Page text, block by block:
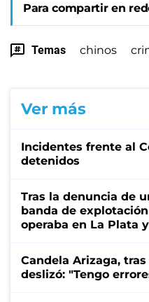
Para compartir en
Temas chinos
Ver más
Incidentes frente al
detenidos
Tras la denuncia de
banda de
operaba en La Plata
Candela Arizaga,
deslizó: "Tengo